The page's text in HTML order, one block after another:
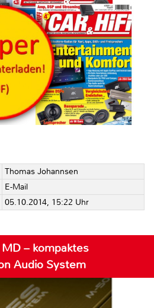
Thomas Johannsen
E-Mail
05.10.2014, 15:22 Uhr
– kompaktes
Audio System